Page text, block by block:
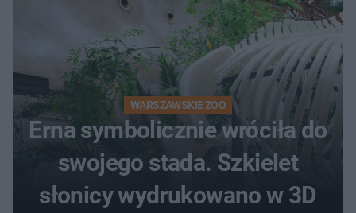
WARSZAWSKIE ZOO
Erna symbolicznie wróciła do
swojego stada. Szkielet
słonicy wydrukowano w 3D